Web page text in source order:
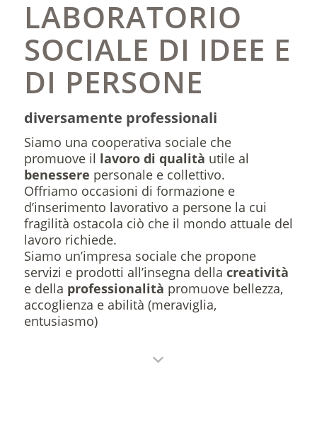
LABORATORIO
SOCIALE DI IDEE E
DI PERSONE
diversamente professionali
Siamo una cooperativa sociale che
promuove il lavoro di qualità utile al
benessere personale e collettivo.
Offriamo occasioni di formazione e
d’inserimento lavorativo a persone la cui
fragilità ostacola ciò che il mondo attuale del
lavoro richiede.
Siamo un’impresa sociale che propone
servizi e prodotti all’insegna della creatività
e della professionalità promuove bellezza,
accoglienza e abilità (meraviglia,
entusiasmo)